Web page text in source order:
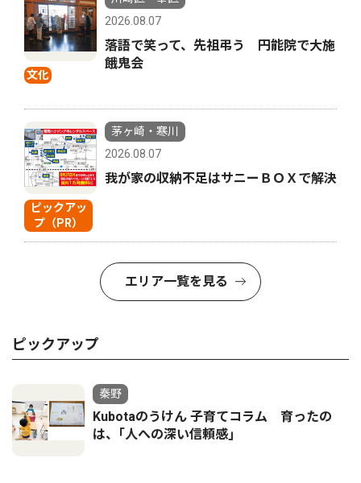
文化
2026.08.07
落語で笑って、先祖弔う 円能院で大施
餓鬼会
ピックアッ
プ（PR）
茅ヶ崎・寒川
2026.08.07
我が家の収納不足はサニーＢＯＸで解決
エリア一覧を見る
ピックアップ
秦野
Kubotaのうけん 子育てコラム 育ったの
は、｢人への深い信頼感｣